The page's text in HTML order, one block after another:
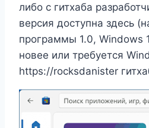
либо с гитхаба
версия доступна здесь
программы 1.0, Windows
новее или требуется
https://rocksdanister